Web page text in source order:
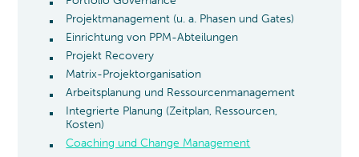
Projektmanagement (u. a. Phasen und Gates)
Einrichtung von PPM-Abteilungen
Projekt Recovery
Matrix-Projektorganisation
Arbeitsplanung und Ressourcenmanagement
Integrierte Planung (Zeitplan, Ressourcen,
Kosten)
Coaching und Change Management